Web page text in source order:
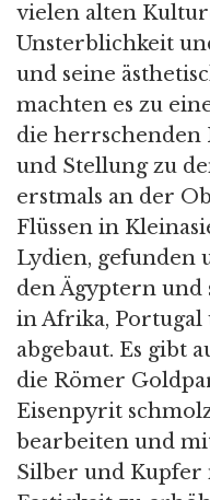
vielen alten
Unsterblichkeit
und seine
machten es zu
die herrschenden
und Stellung zu
erstmals an der
Flüssen in
Lydien, gefunden
den Ägyptern und
in Afrika, Portugal
abgebaut. Es gibt
die Römer
Eisenpyrit
bearbeiten und
Silber und Kupfer